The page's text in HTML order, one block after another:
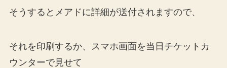
そうするとメアドに詳細が送付されますので、
それを印刷するか、スマホ画面を当日チケットカ
ウンターで見せて